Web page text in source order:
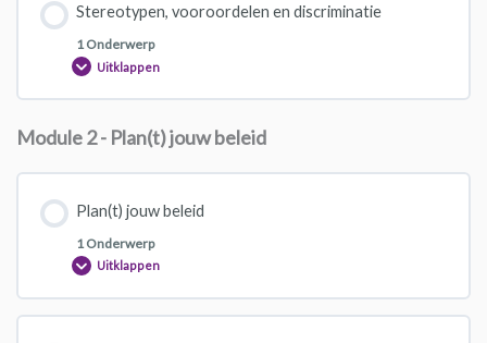
Stereotypen, vooroordelen en discriminatie
1 Onderwerp
Uitklappen
Module 2 - Plan(t) jouw beleid
Plan(t) jouw beleid
1 Onderwerp
Uitklappen